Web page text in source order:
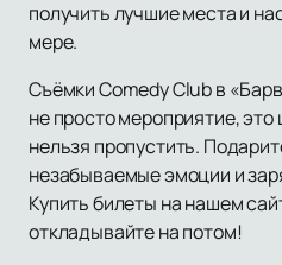
получить лучшие места и
мере.
Съёмки Comedy Club в
не просто мероприятие,
нельзя пропустить.
незабываемые эмоции и
Купить билеты на нашем
откладывайте на потом!